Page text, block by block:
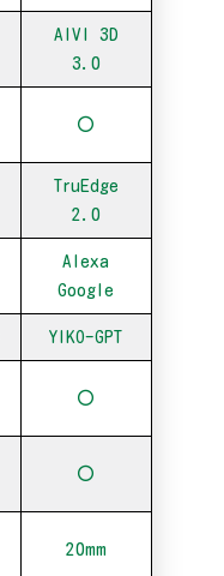
AIVI 3D
3.0
〇
TruEdge
2.0
Alexa
Google
YIKO-GPT
〇
〇
20mm